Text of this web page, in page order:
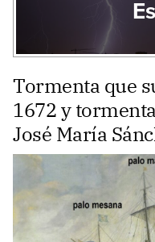
Tormenta que
1672 y
José María